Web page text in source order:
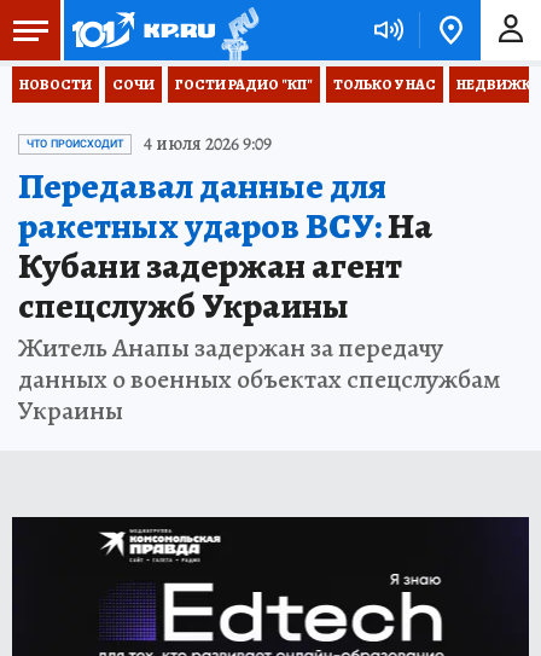
НОВОСТИ СОЧИ ГОСТИ РАДИО "КП" ТОЛЬКО У НАС НЕДВИЖКА
ЧТО ПРОИСХОДИТ 4 июля 2026 9:09
Передавал данные для
ракетных ударов ВСУ:На
Кубани задержан агент
спецслужб Украины
Житель Анапы задержан за передачу
данных о военных объектах спецслужбам
Украины